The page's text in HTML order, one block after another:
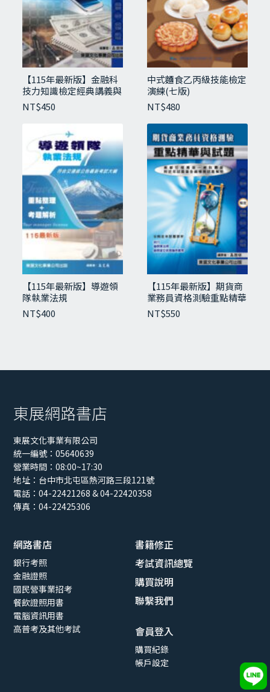
【115年最新版】金融科
技力知識檢定經典講義與
試題
NT$450
中式麵食乙丙級技能檢定
演練(七版)
NT$480
【115年最新版】導遊領
隊執業法規
NT$400
【115年最新版】期貨商
業務員資格測驗重點精華
與試題
NT$550
東展網路書店
東展文化事業有限公司
統一編號：05640639
營業時間：08:00~17:30
地址： 台中市北屯區熱河路三段121號
電話：04-22421268 & 04-22420358
傳真：04-22425306
網路書店
銀行考照
金融證照
國民營事業招考
餐飲證照用書
電腦資訊用書
高普考及其他考試
書籍修正
考試資訊總覽
購買說明
聯繫我們
會員登入
購買紀錄
帳戶設定